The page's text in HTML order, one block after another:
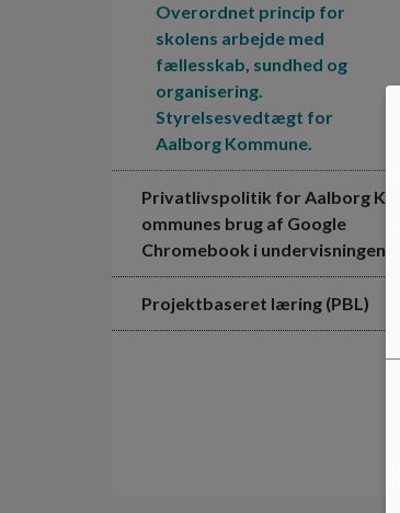
Overordnet princip for
skolens arbejde med
fællesskab, sundhed og
organisering.
Styrelsesvedtægt for
Aalborg Kommune.
Privatlivspolitik for Aalborg K
ommunes brug af Google
Chromebook i undervisningen
Projektbaseret læring (PBL)